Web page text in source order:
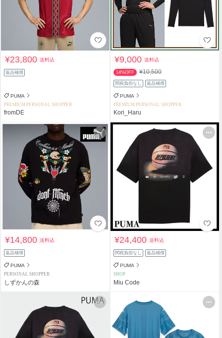
¥23,800送料込
返品補償
PUMA
PREMIUM PERSONAL SHOPPER
fromDE
¥9,000送料込
14%OFF ¥10,500
関税負担なし 返品補償
PUMA
PREMIUM PERSONAL SHOPPER
Kori_Haru
¥14,800送料込
返品補償
PUMA
PERSONAL SHOPPER
しずかんの森
¥24,400送料込
関税負担なし 返品補償
PUMA
SHOP
Miu Code